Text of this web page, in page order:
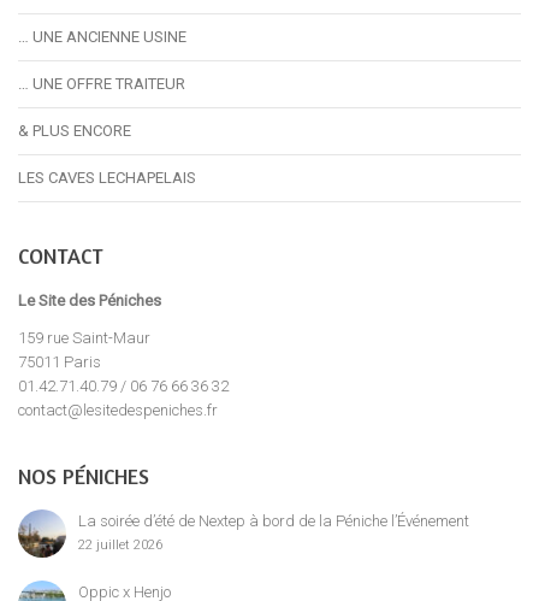
… UNE ANCIENNE USINE
… UNE OFFRE TRAITEUR
& PLUS ENCORE
LES CAVES LECHAPELAIS
CONTACT
Le Site des Péniches
159 rue Saint-Maur
75011 Paris
01.42.71.40.79 / 06 76 66 36 32
contact@lesitedespeniches.fr
NOS PÉNICHES
La soirée d’été de Nextep à bord de la Péniche l’Événement
22 juillet 2026
Oppic x Henjo